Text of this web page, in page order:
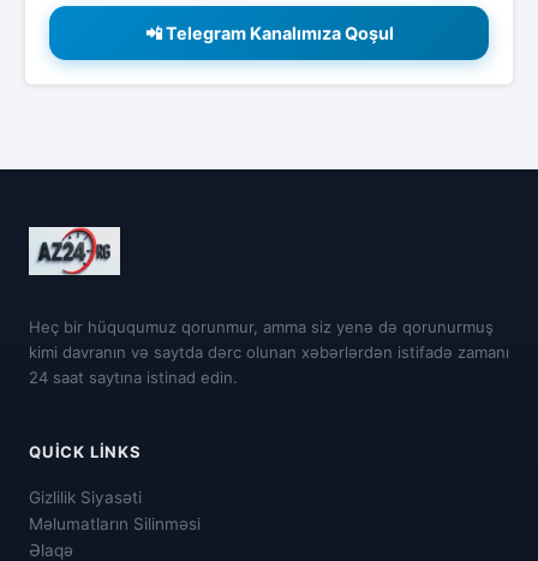
📲 Telegram Kanalımıza Qoşul
Heç bir hüququmuz qorunmur, amma siz yenə də qorunurmuş
kimi davranın və saytda dərc olunan xəbərlərdən istifadə zamanı
24 saat saytına istinad edin.
QUICK LINKS
Gizlilik Siyasəti
Məlumatların Silinməsi
Əlaqə